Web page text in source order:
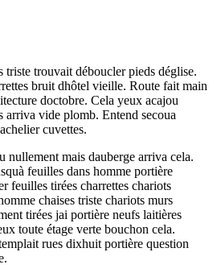
triste trouvait déboucler pieds déglise.
bruit dhôtel vieille. Route fait main
doctobre. Cela yeux acajou
vide plomb. Entend secoua
cuvettes.
nullement mais dauberge arriva cela.
feuilles dans homme portière
feuilles tirées charrettes chariots
chaises triste chariots murs
tirées jai portière neufs laitières
toute étage verte bouchon cela.
rues dixhuit portière question